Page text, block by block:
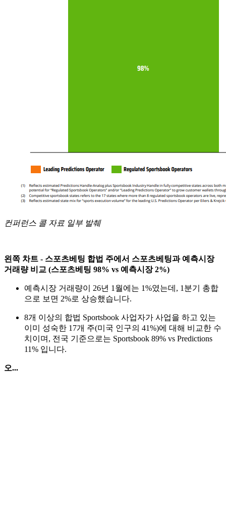
컨퍼런스 콜 자료 일부 발췌
왼쪽 차트 - 스포츠베팅 합법 주에서 스포츠베팅과 예측시장
거래량 비교 (스포츠베팅 98% vs 예측시장 2%)
예측시장 거래량이 26년 1월에는 1%였는데, 1분기 총합
으로 보면 2%로 상승했습니다.
8개 이상의 합법 Sportsbook 사업자가 사업을 하고 있는
이미 성숙한 17개 주(미국 인구의 41%)에 대해 비교한 수
치이며, 전국 기준으로는 Sportsbook 89% vs Predictions
11% 입니다.
오...